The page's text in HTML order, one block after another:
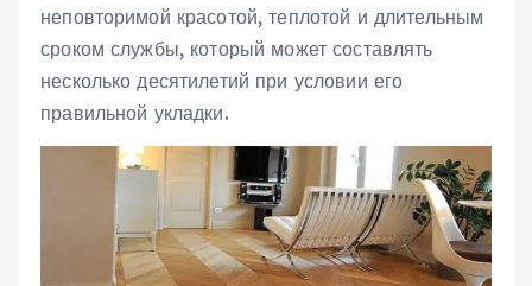
неповторимой красотой, теплотой и длительным
сроком службы, который может составлять
несколько десятилетий при условии его
правильной укладки.